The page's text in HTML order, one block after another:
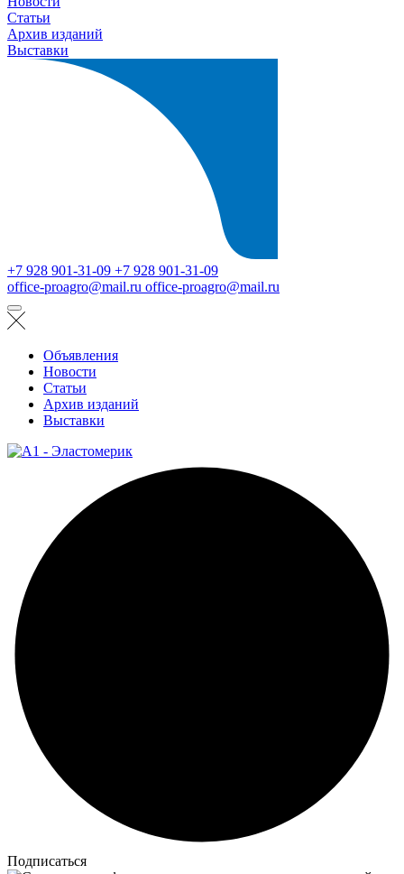
Статьи
Архив изданий
Выставки
+7 928 901-31-09 +7 928 901-31-09
office-proagro@mail.ru office-proagro@mail.ru
Объявления
Новости
Статьи
Архив изданий
Выставки
Подписаться